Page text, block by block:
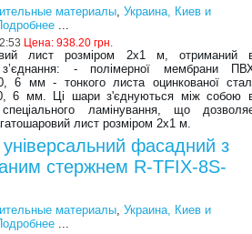
материалы,Украина, Киев и
...
Цена:938.20 грн.
лист розміром 2х1 м, отриманий
з’єднання: - полімерної мембрани
6 мм - тонкого листа оцинкованої
6 мм. Ці шари з'єднуються між собою
спеціального ламінування, що
лист розміром 2х1 м.
фасадний з
стержнем R-TFIX-8S-
материалы,Украина, Киев и
...